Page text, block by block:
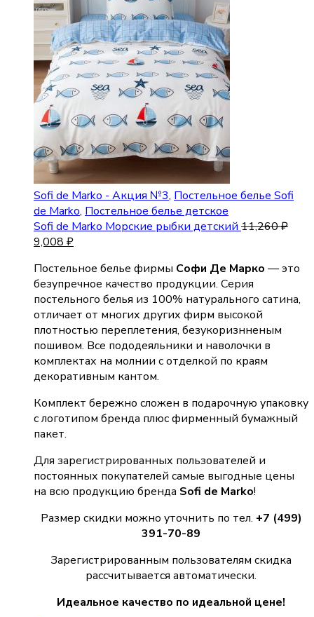
Sofi de Marko - Акция №3, Постельное белье Sofi
de Marko, Постельное белье детское
Sofi de Marko Морские рыбки детский 11,260₽
9,008 ₽
Постельное белье фирмы Софи Де Марко — это
безупречное качество продукции. Серия
постельного белья из 100% натурального сатина,
отличает от многих других фирм высокой
плотностью переплетения, безукоризнненым
пошивом. Все пододеяльники и наволочки в
комплектах на молнии с отделкой по краям
декоративным кантом.
Комплект бережно сложен в подарочную упаковку
с логотипом бренда плюс фирменный бумажный
пакет.
Для зарегистрированных пользователей и
постоянных покупателей самые выгодные цены
на всю продукцию бренда Sofi de Marko!
Размер скидки можно уточнить по тел. +7 (499)
391-70-89
Зарегистрированным пользователям скидка
рассчитывается автоматически.
Идеальное качество по идеальной цене!